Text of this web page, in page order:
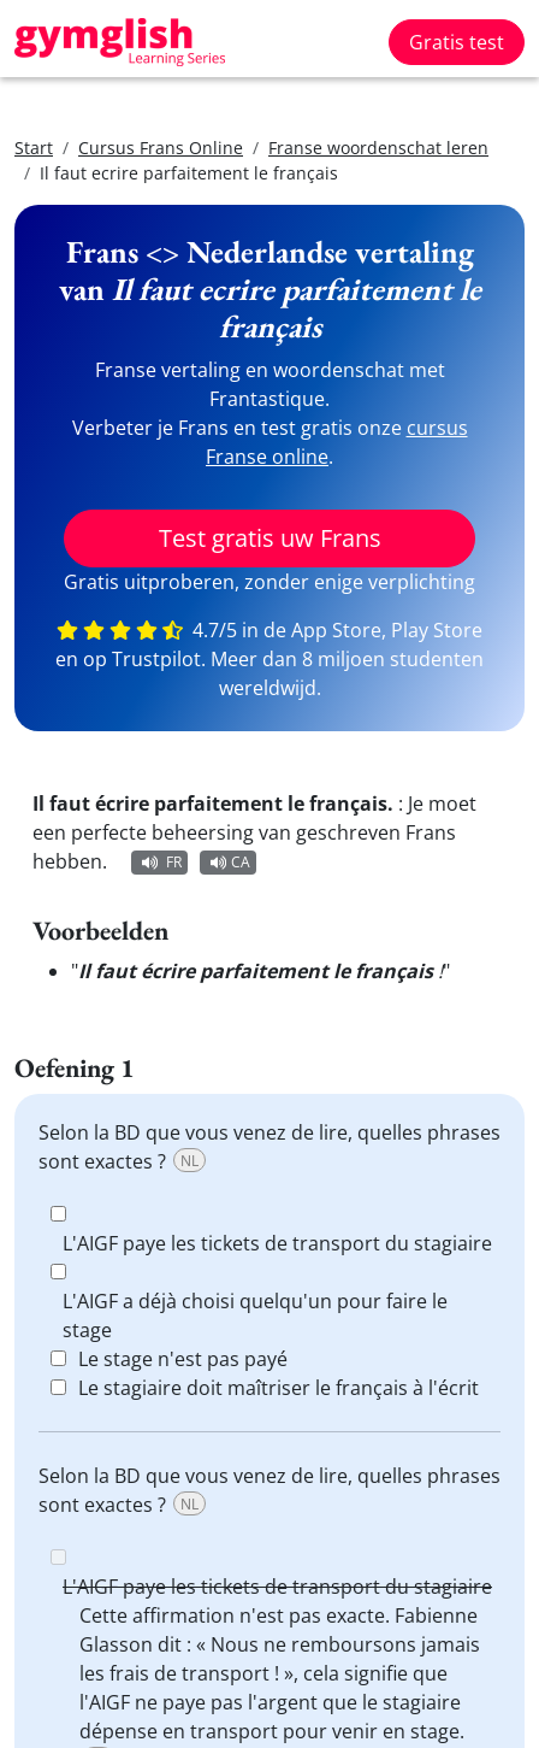
Gratis test
Start Cursus Frans Online
Franse woordenschat leren
Il faut ecrire parfaitement le français
Frans <> Nederlandse vertaling
vanIl faut ecrire parfaitement le
français
Franse vertaling en woordenschat met
Frantastique.
Verbeter je Frans en test gratis onze cursus
Franse online.
Test gratis uw Frans
Gratis uitproberen, zonder enige verplichting
4.7/5 in de App Store, Play Store
en op Trustpilot. Meer dan 8 miljoen studenten
wereldwijd.
Il faut écrire parfaitement le français. : Je moet
een perfecte beheersing van geschreven Frans
hebben.
FR CA
Voorbeelden
"Il faut écrire parfaitement le français!"
Oefening 1
Selon la BD que vous venez de lire, quelles phrases
sont exactes ?
NL
L'AIGF paye les tickets de transport du stagiaire
L'AIGF a déjà choisi quelqu'un pour faire le
stage
Le stage n'est pas payé
Le stagiaire doit maîtriser le français à l'écrit
Selon la BD que vous venez de lire, quelles phrases
sont exactes ?
NL
L'AIGF paye les tickets de transport du stagiaire
Cette affirmation n'est pas exacte. Fabienne
Glasson dit : « Nous ne remboursons jamais
les frais de transport ! », cela signifie que
l'AIGF ne paye pas l'argent que le stagiaire
dépense en transport pour venir en stage.